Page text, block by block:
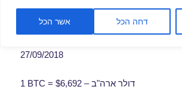
דחה הכל אשר הכל
27/09/2018
27/09/2018
1 BTC = $6,692 – דולר ארה"ב